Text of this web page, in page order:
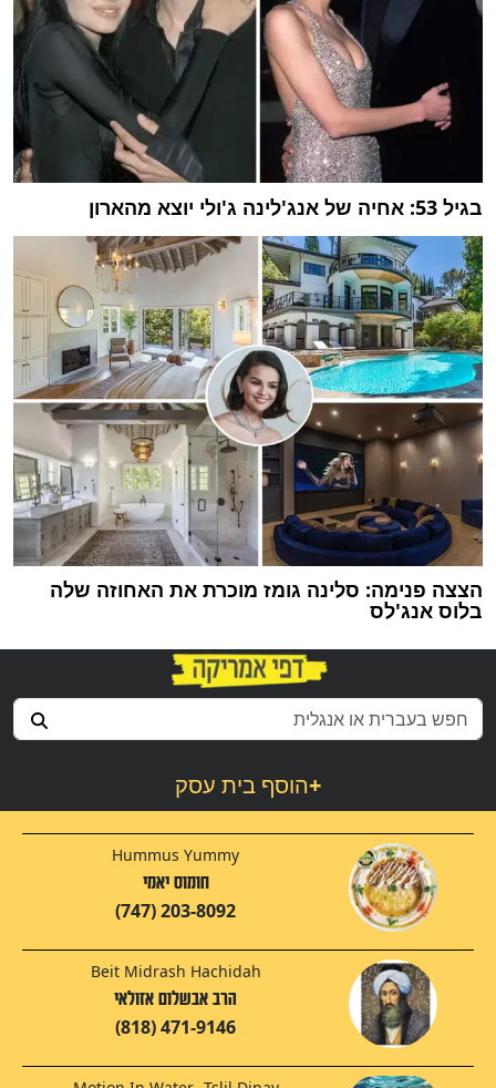
בגיל 53: אחיה של אנג'לינה ג'ולי יוצא מהארון
הצצה פנימה: סלינה גומז מוכרת את האחוזה שלה
בלוס אנג'לס
הוסף בית עסק+
Hummus Yummy
חומוס יאמי
(747) 203-8092
Beit Midrash Hachidah
הרב אבשלום אזולאי
(818) 471-9146